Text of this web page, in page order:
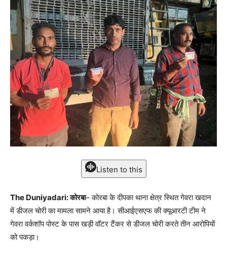
Listen to this
The Duniyadari: कोरबा– कोरबा के दीपका थाना क्षेत्र स्थित गेवरा खदान
में डीजल चोरी का मामला सामने आया है। सीआईएसएफ की क्यूआरटी टीम ने
गेवरा वर्कशॉप पोस्ट के पास खड़ी वॉटर टैंकर से डीजल चोरी करते तीन आरोपियों
को पकड़ा।